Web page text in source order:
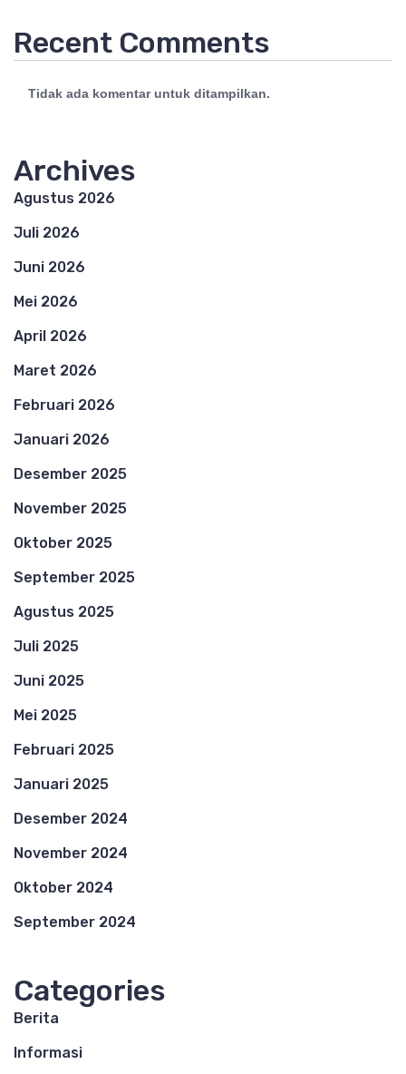
Recent Comments
Tidak ada komentar untuk ditampilkan.
Archives
Agustus 2026
Juli 2026
Juni 2026
Mei 2026
April 2026
Maret 2026
Februari 2026
Januari 2026
Desember 2025
November 2025
Oktober 2025
September 2025
Agustus 2025
Juli 2025
Juni 2025
Mei 2025
Februari 2025
Januari 2025
Desember 2024
November 2024
Oktober 2024
September 2024
Categories
Berita
Informasi